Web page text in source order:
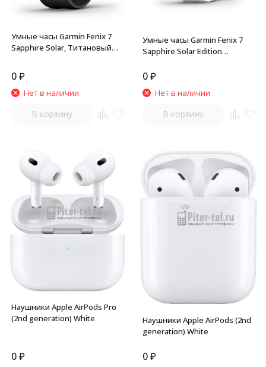
Умные часы Garmin Fenix 7
Sapphire Solar, Титановый
0₽
Нет в наличии
В корзину
Умные часы Garmin Fenix 7
Sapphire Solar Edition
Band Mineral Blue
0₽
Нет в наличии
В корзину
Наушники Apple AirPods Pro
(2nd generation) White
0₽
Наушники Apple AirPods (2nd
generation) White
0₽